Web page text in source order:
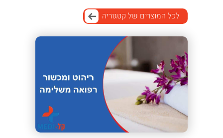
לכל המוצרים של קטגוריה